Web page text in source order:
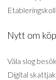
Nytt om
Väla slog
Digital